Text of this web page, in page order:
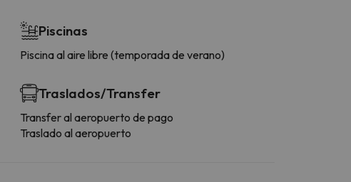
Piscinas
Piscina al aire libre (temporada de verano)
Traslados/Transfer
Transfer al aeropuerto de pago
Traslado al aeropuerto